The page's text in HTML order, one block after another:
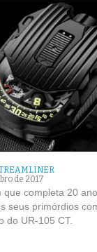
de 2017
que completa 20
seus primórdios
do UR-105 CT.